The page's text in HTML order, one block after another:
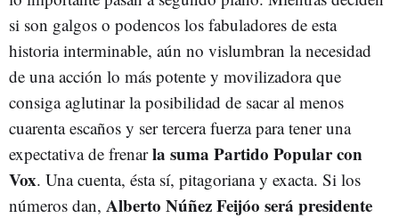
si son galgos o podencos los fabuladores de esta
historia interminable, aún no vislumbran la necesidad
de una acción lo más potente y movilizadora que
consiga aglutinar la posibilidad de sacar al menos
cuarenta escaños y ser tercera fuerza para tener una
expectativa de frenarla suma Partido Popular con
Vox. Una cuenta, ésta sí, pitagoriana y exacta. Si los
números dan, Alberto Núñez Feijóo será presidente